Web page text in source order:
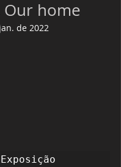
Our home
de 2022